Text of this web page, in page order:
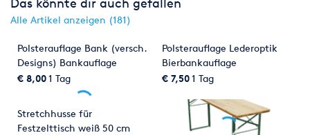
Alle Artikel anzeigen (181)
Polsterauflage Bank (versch.
Designs) Bankauflage
Bankhusse
€ 8,001 Tag
Polsterauflage Lederoptik
Bierbankauflage
€ 7,501 Tag
Stretchhusse für
Festzelttisch weiß 50 cm